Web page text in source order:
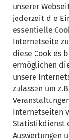
unserer
jederzeit die
essentielle
Internetseite
diese Cookies
ermöglichen
unsere
zulassen um
Internetseiten
Statistikdienst
Auswertungen